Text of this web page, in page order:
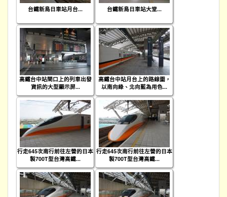
台鐵新鳥日車站月台... 台鐵新鳥日車站大堂...
高鐵台中站閘口上的列車出發
資訊的大型顯示屏...
高鐵台中站月台上的路線圖，
以南向綠、北向藍為用色...
行走645次南行前往左營的日本
製700T型台灣高鐵...
行走645次南行前往左營的日本
製700T型台灣高鐵...